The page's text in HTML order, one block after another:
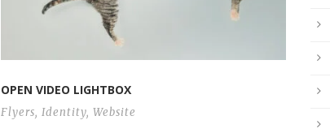
OPEN VIDEO LIGHTBOX
Flyers, Identity, Website